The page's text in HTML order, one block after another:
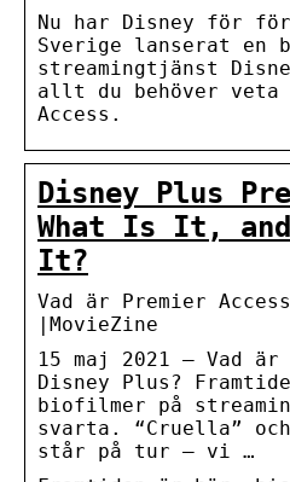
Nu har Disney för
Sverige lanserat en
streamingtjänst
allt du behöver veta
Access.
Disney Plus
What Is It, and
It?
Vad är Premier
|MovieZine
15 maj 2021 — Vad är
Disney Plus?
biofilmer på
svarta. “Cruella” och
står på tur – vi …